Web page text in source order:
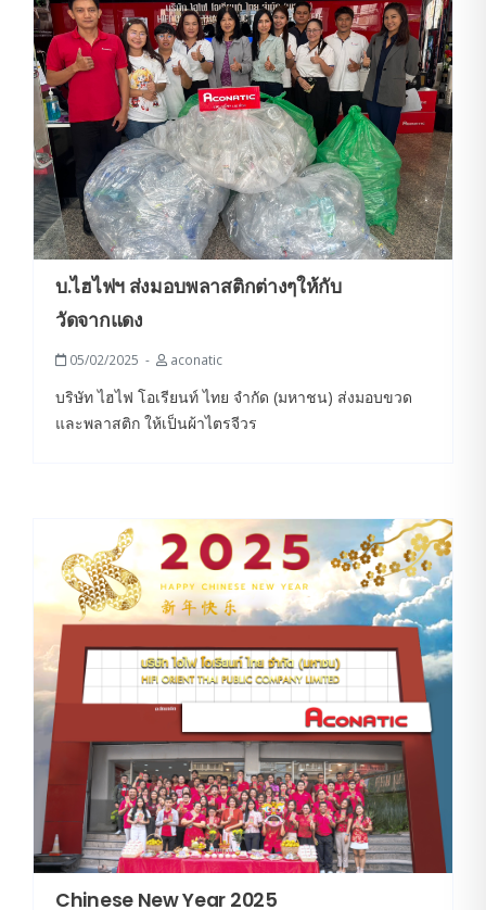
บ.ไฮไฟ​​ฯ ส่งมอบพลาสติกต่างๆให้กับ
วัดจากแดง
05/02/2025 aconatic
บริษัท ไฮไฟ โอเรียนท์ ไทย จำกัด (มหาชน) ส่งมอบขวด
และพลาสติก ให้เป็นผ้าไตรจีวร
Chinese New Year 2025